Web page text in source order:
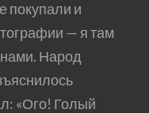
покупали и
— я там
Народ
«Ого! Голый